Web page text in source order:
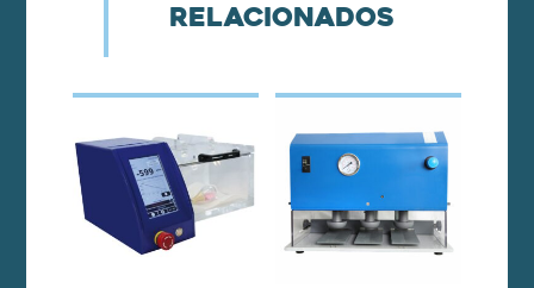
relacionados